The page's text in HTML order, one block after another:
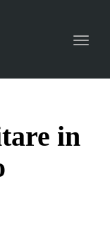
Toggle
in